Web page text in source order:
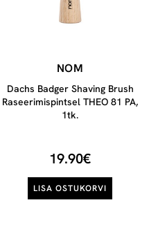
NOM
Dachs Badger Shaving Brush
Raseerimispintsel THEO 81 PA,
1tk.
19.90€
LISA OSTUKORVI